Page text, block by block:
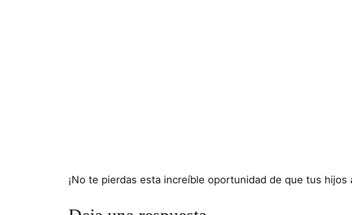
¡No te pierdas esta increíble oportunidad de que tus